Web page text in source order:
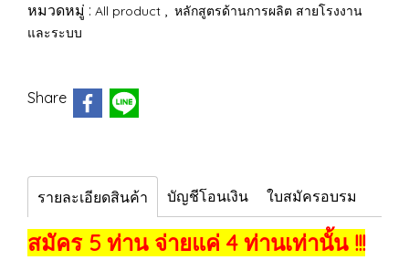
หมวดหมู่ : All product , หลักสูตรด้านการผลิต สายโรงงาน
และระบบ
Share
รายละเอียดสินค้า บัญชีโอนเงิน ใบสมัครอบรม
สมัคร 5 ท่าน จ่ายแค่ 4 ท่านเท่านั้น !!!